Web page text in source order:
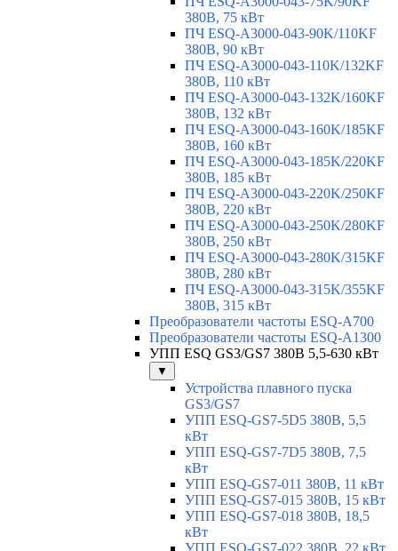
380В, 75 кВт
ПЧ ESQ-A3000-043-90K/110KF
380В, 90 кВт
ПЧ ESQ-A3000-043-110K/132KF
380В, 110 кВт
ПЧ ESQ-A3000-043-132K/160KF
380В, 132 кВт
ПЧ ESQ-A3000-043-160K/185KF
380В, 160 кВт
ПЧ ESQ-A3000-043-185K/220KF
380В, 185 кВт
ПЧ ESQ-A3000-043-220K/250KF
380В, 220 кВт
ПЧ ESQ-A3000-043-250K/280KF
380В, 250 кВт
ПЧ ESQ-A3000-043-280K/315KF
380В, 280 кВт
ПЧ ESQ-A3000-043-315K/355KF
380В, 315 кВт
Преобразователи частоты ESQ-A700
Преобразователи частоты ESQ-A1300
УПП ESQ GS3/GS7 380В 5,5-630 кВт
▼
Устройства плавного пуска
GS3/GS7
УПП ESQ-GS7-5D5 380В, 5,5
кВт
УПП ESQ-GS7-7D5 380В, 7,5
кВт
УПП ESQ-GS7-011 380В, 11 кВт
УПП ESQ-GS7-015 380В, 15 кВт
УПП ESQ-GS7-018 380В, 18,5
кВт